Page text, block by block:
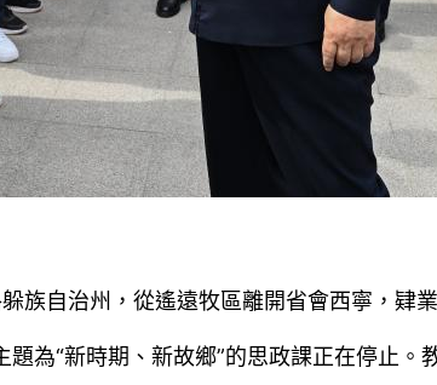
族自治州，從遙遠牧區離開省會西寧，肄
為“新時期、新故鄉”的思政課正在停止